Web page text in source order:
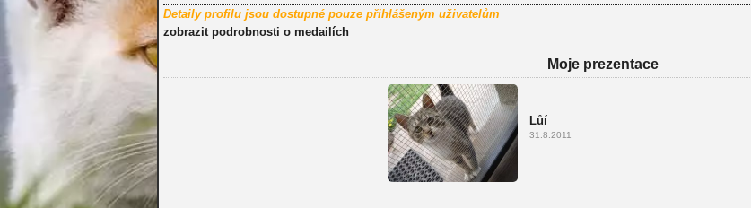
Detaily profilu jsou dostupné pouze přihlášeným uživatelům
zobrazit podrobnosti o medailích
Moje prezentace
Lůí
31.8.2011